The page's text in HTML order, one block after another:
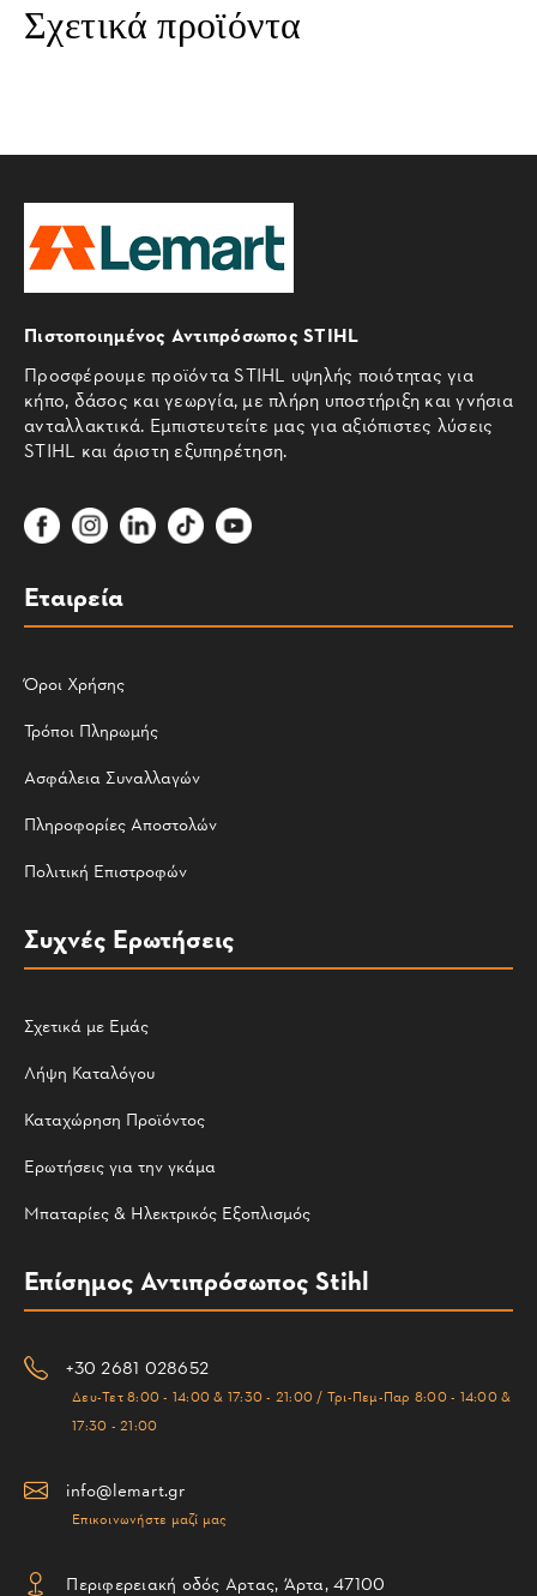
Σχετικά προϊόντα
Πιστοποιημένος Αντιπρόσωπος STIHL
Προσφέρουμε προϊόντα STIHL υψηλής ποιότητας για
κήπο, δάσος και γεωργία, με πλήρη υποστήριξη και γνήσια
ανταλλακτικά. Εμπιστευτείτε μας για αξιόπιστες λύσεις
STIHL και άριστη εξυπηρέτηση.
Εταιρεία
Όροι Χρήσης
Τρόποι Πληρωμής
Ασφάλεια Συναλλαγών
Πληροφορίες Αποστολών
Πολιτική Επιστροφών
Συχνές Ερωτήσεις
Σχετικά με Εμάς
Λήψη Καταλόγου
Καταχώρηση Προϊόντος
Ερωτήσεις για την γκάμα
Μπαταρίες & Ηλεκτρικός Εξοπλισμός
Επίσημος Αντιπρόσωπος Stihl
+30 2681 028652
Δευ-Τετ 8:00 - 14:00 & 17:30 - 21:00 / Τρι-Πεμ-Παρ 8:00 - 14:00 &
17:30 - 21:00
info@lemart.gr
Επικοινωνήστε μαζί μας
Περιφερειακή οδός Αρτας, Άρτα, 47100